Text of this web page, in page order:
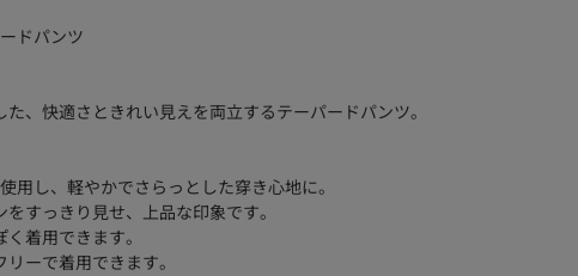
ドパンツ
、快適さときれい見えを両立するテーパードパンツ。
用し、軽やかでさらっとした穿き心地に。
すっきり見せ、上品な印象です。
着用できます。
ーで着用できます。